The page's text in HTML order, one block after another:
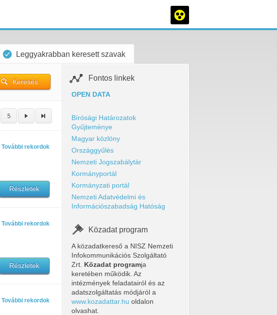
Leggyakrabban keresett szavak
Keresés
5
További rekordok
Részletek
További rekordok
Részletek
További rekordok
Fontos linkek
OPEN DATA
Bírósági Határozatok
Gyűjteménye
Magyar közlöny
Országgyűlés
Nemzeti Jogszabálytár
Kormányportál
Kormányzati portál
Nemzeti Adatvédelmi és
Információszabadság Hatóság
Közadat program
A közadatkereső a NISZ Nemzeti
Infokommunikációs Szolgáltató
Zrt. Közadat programja
keretében működik. Az
intézmények feladatairól és az
adatszolgáltatás módjáról a
www.kozadattar.hu oldalon
olvashat.